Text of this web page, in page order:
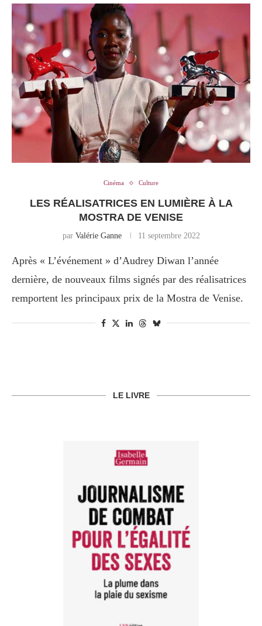
Cinéma Culture
LES RÉALISATRICES EN LUMIÈRE À LA
MOSTRA DE VENISE
par Valérie Ganne 11 septembre 2022
Après « L’événement » d’Audrey Diwan l’année
dernière, de nouveaux films signés par des réalisatrices
remportent les principaux prix de la Mostra de Venise.
LE LIVRE